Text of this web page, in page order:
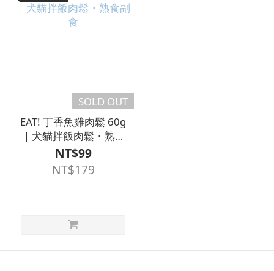
SOLD OUT
EAT! 丁香魚雞肉鬆 60g
｜犬貓拌飯肉鬆・熟食
副食
NT$99
NT$179